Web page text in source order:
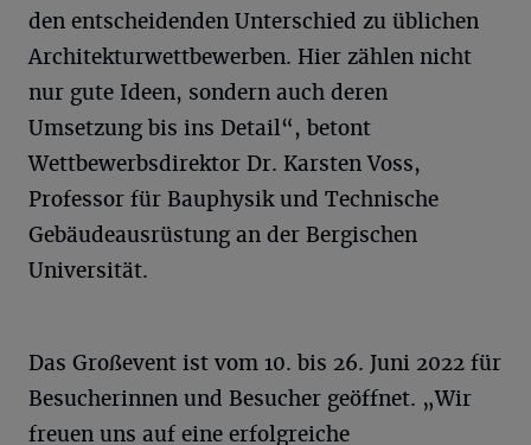
den entscheidenden Unterschied zu üblichen
Architekturwettbewerben. Hier zählen nicht
nur gute Ideen, sondern auch deren
Umsetzung bis ins Detail“, betont
Wettbewerbsdirektor Dr. Karsten Voss,
Professor für Bauphysik und Technische
Gebäudeausrüstung an der Bergischen
Universität.
Das Großevent ist vom 10. bis 26. Juni 2022 für
Besucherinnen und Besucher geöffnet. „Wir
freuen uns auf eine erfolgreiche